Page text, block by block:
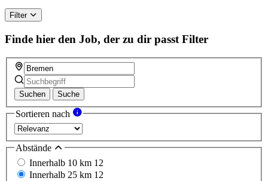
Filter
Finde hier den Job, der zu dir passt Filter
Suchen Suche
Sortieren nach
Abstände
Innerhalb 10 km 12
Innerhalb 25 km 12